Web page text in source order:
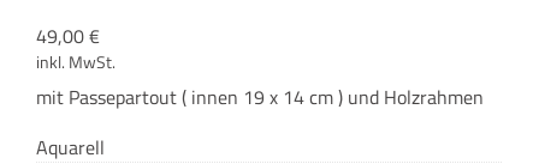
49,00€
inkl. MwSt.
mit Pas­se­par­tout ( innen 19 x 14 cm ) und Holzrahmen
Aqua­rell